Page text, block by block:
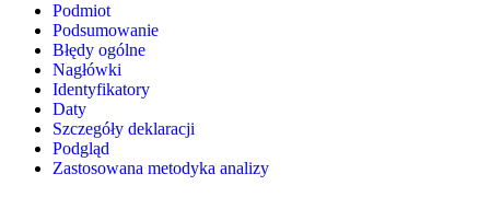
Podmiot
Podsumowanie
Błędy ogólne
Nagłówki
Identyfikatory
Daty
Szczegóły deklaracji
Podgląd
Zastosowana metodyka analizy